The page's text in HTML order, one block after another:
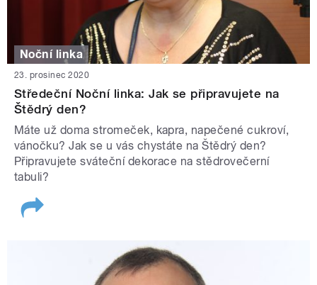
Noční linka
23. prosinec 2020
Středeční Noční linka: Jak se připravujete na
Štědrý den?
Máte už doma stromeček, kapra, napečené cukroví,
vánočku? Jak se u vás chystáte na Štědrý den?
Připravujete sváteční dekorace na stědrovečerní
tabuli?